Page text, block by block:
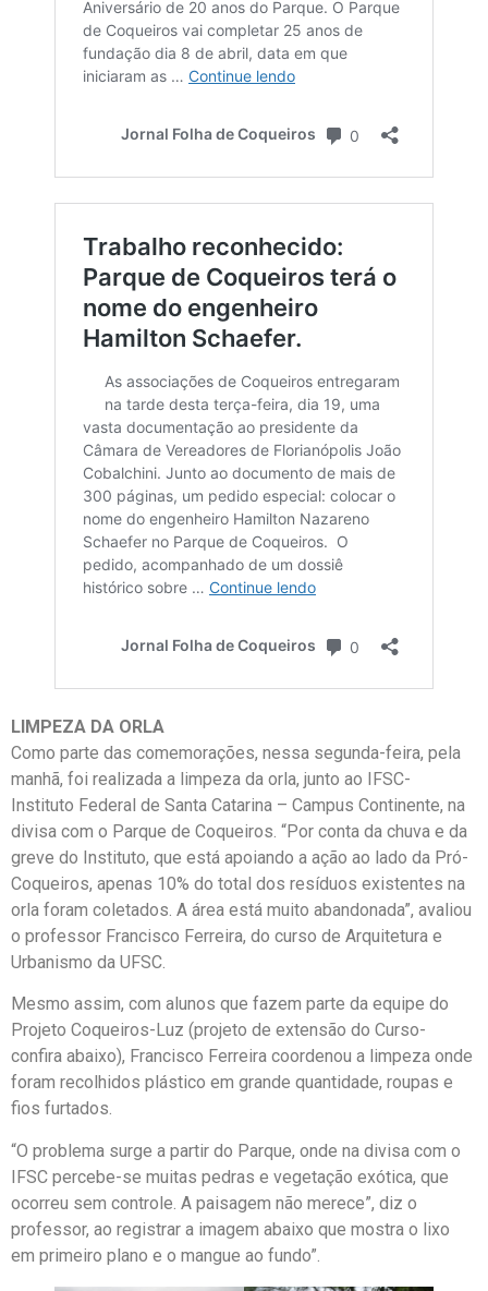
LIMPEZA DA ORLA
Como parte das comemorações, nessa segunda-feira, pela
manhã, foi realizada a limpeza da orla, junto ao IFSC-
Instituto Federal de Santa Catarina – Campus Continente, na
divisa com o Parque de Coqueiros. “Por conta da chuva e da
greve do Instituto, que está apoiando a ação ao lado da Pró-
Coqueiros, apenas 10% do total dos resíduos existentes na
orla foram coletados. A área está muito abandonada”, avaliou
o professor Francisco Ferreira, do curso de Arquitetura e
Urbanismo da UFSC.
Mesmo assim, com alunos que fazem parte da equipe do
Projeto Coqueiros-Luz (projeto de extensão do Curso-
confira abaixo), Francisco Ferreira coordenou a limpeza onde
foram recolhidos plástico em grande quantidade, roupas e
fios furtados.
“O problema surge a partir do Parque, onde na divisa com o
IFSC percebe-se muitas pedras e vegetação exótica, que
ocorreu sem controle. A paisagem não merece”, diz o
professor, ao registrar a imagem abaixo que mostra o lixo
em primeiro plano e o mangue ao fundo”.